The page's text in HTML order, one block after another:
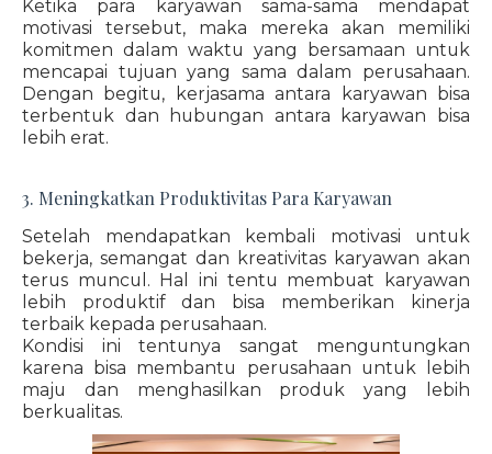
Ketika para karyawan sama-sama mendapat
motivasi tersebut, maka mereka akan memiliki
komitmen dalam waktu yang bersamaan untuk
mencapai tujuan yang sama dalam perusahaan.
Dengan begitu, kerjasama antara karyawan bisa
terbentuk dan hubungan antara karyawan bisa
lebih erat.
3. Meningkatkan Produktivitas Para Karyawan
Setelah mendapatkan kembali motivasi untuk
bekerja, semangat dan kreativitas karyawan akan
terus muncul. Hal ini tentu membuat karyawan
lebih produktif dan bisa memberikan kinerja
terbaik kepada perusahaan.
Kondisi ini tentunya sangat menguntungkan
karena bisa membantu perusahaan untuk lebih
maju dan menghasilkan produk yang lebih
berkualitas.